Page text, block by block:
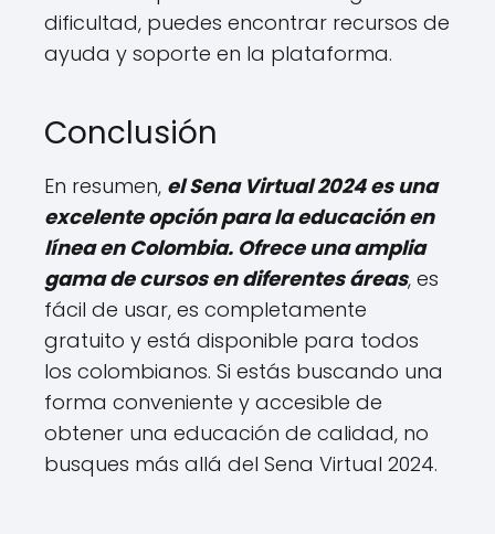
dificultad, puedes encontrar recursos de
ayuda y soporte en la plataforma.
Conclusión
En resumen, el Sena Virtual 2024 es una
excelente opción para la educación en
línea en Colombia. Ofrece una amplia
gama de cursos en diferentes áreas, es
fácil de usar, es completamente
gratuito y está disponible para todos
los colombianos. Si estás buscando una
forma conveniente y accesible de
obtener una educación de calidad, no
busques más allá del Sena Virtual 2024.